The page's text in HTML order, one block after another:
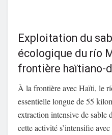
Exploitation du
écologique du río
frontière haïtiano-
À la frontière avec Haïti, le
essentielle longue de 55
extraction intensive de sable
cette activité s’intensifie